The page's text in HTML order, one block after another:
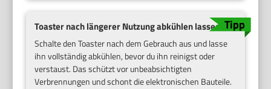
Toaster nach längerer Nutzung abkühlen lassen
Schalte den Toaster nach dem Gebrauch aus und lasse
ihn vollständig abkühlen, bevor du ihn reinigst oder
verstaust. Das schützt vor unbeabsichtigten
Verbrennungen und schont die elektronischen Bauteile.